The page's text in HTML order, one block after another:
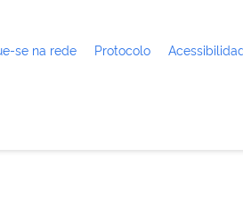
se na rede Protocolo